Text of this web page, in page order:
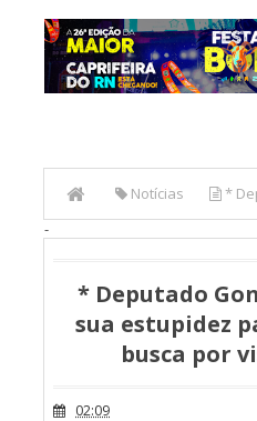
Notícias *
sua estupidez parlamentar na
-
* Deputado
sua estupidez
busca por
02:09